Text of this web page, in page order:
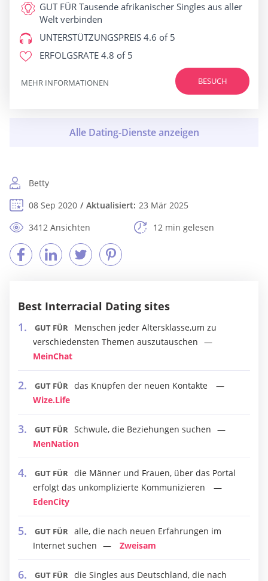
GUT FÜR Tausende afrikanischer Singles aus aller
Welt verbinden
UNTERSTÜTZUNGSPREIS 4.6 of 5
ERFOLGSRATE 4.8 of 5
BESUCH
MEHR INFORMATIONEN
Betty
08 Sep 2020
Aktualisiert: 23 Mär 2025
3412 Ansichten
12 min gelesen
Best Interracial Dating sites
GUT FÜR
Menschen jeder Altersklasse,um zu
verschiedensten Themen auszutauschen
MeinChat
GUT FÜR das Knüpfen der neuen Kontakte
Wize.Life
GUT FÜR Schwule, die Beziehungen suchen
MenNation
GUT FÜR die Männer und Frauen, über das Portal
erfolgt das unkomplizierte Kommunizieren
EdenCity
GUT FÜR alle, die nach neuen Erfahrungen im
Internet suchen
Zweisam
GUT FÜR die Singles aus Deutschland, die nach